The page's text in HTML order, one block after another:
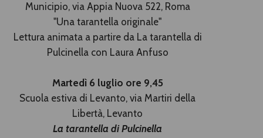
Municipio, via Appia Nuova 522, Roma
"Una tarantella originale"
Lettura animata a partire da La tarantella di
Pulcinella con Laura Anfuso
Martedì 6 luglio ore 9,45
Scuola estiva di Levanto, via Martiri della
Libertà, Levanto
La tarantella di Pulcinella